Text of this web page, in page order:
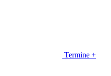
Termine +